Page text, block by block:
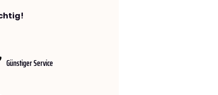
Günstiger Service